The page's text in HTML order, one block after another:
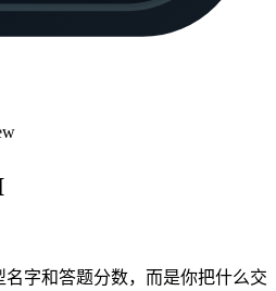
字和答题分数，而是你把什么交